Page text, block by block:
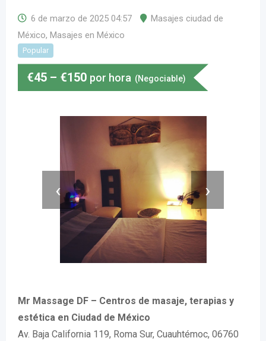
6 de marzo de 2025 04:57
Masajes ciudad de
México, Masajes en México
Popular
€45 – €150 por hora (Negociable)
‹ ›
Mr Massage DF – Centros de masaje, terapias y
estética en Ciudad de México
Av. Baja California 119, Roma Sur, Cuauhtémoc, 06760